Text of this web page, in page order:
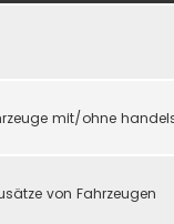
mit/ohne
von Fahrzeugen